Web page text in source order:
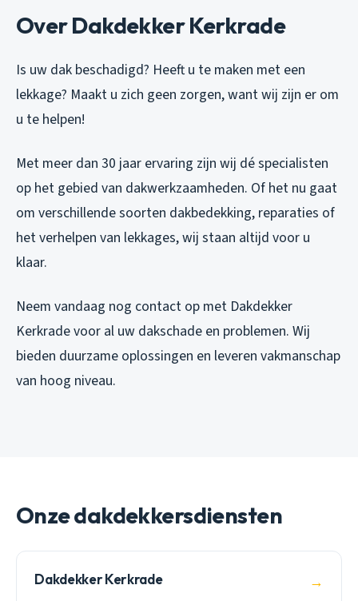
Over Dakdekker Kerkrade
Is uw dak beschadigd? Heeft u te maken met een
lekkage? Maakt u zich geen zorgen, want wij zijn er om
u te helpen!
Met meer dan 30 jaar ervaring zijn wij dé specialisten
op het gebied van dakwerkzaamheden. Of het nu gaat
om verschillende soorten dakbedekking, reparaties of
het verhelpen van lekkages, wij staan altijd voor u
klaar.
Neem vandaag nog contact op met Dakdekker
Kerkrade voor al uw dakschade en problemen. Wij
bieden duurzame oplossingen en leveren vakmanschap
van hoog niveau.
Onze dakdekkersdiensten
Dakdekker Kerkrade →